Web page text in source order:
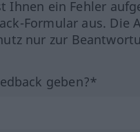
Ihnen ein Fehler
Formular aus.
nur zur
geben?*